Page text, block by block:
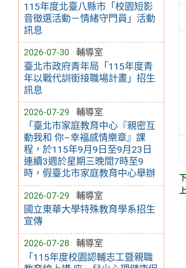
115年度北臺八縣市「校園短影
音徵選活動－情緒守門員」活動
訊息
2026-07-30 輔導室
臺北市政府青年局「115年度青
年以戰代訓銜接職場計畫」招生
訊息
2026-07-29 輔導室
「臺北市家庭教育中心『親密互
動我和 你–幸福感情樂章』課
程，於115年9月9日至9月23日
連續3週於星期三晚間7時至9
時，假臺北市家庭教育中心舉辦
2026-07-29 輔導室
國立東華大學特殊教育學系招生
宣傳
2026-07-28 輔導室
「115年度校園認輔志工暨親職